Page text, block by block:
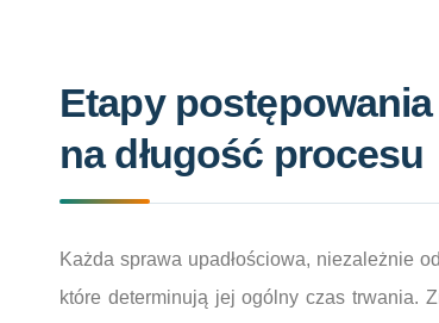
Etapy
na długość procesu
Każda sprawa upadłościowa, niezależnie
które determinują jej ogólny czas trwania.